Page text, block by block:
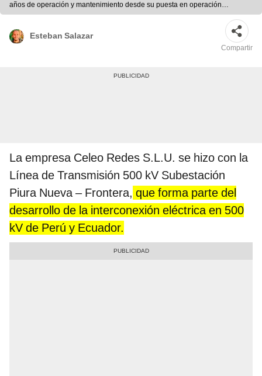
años de operación y mantenimiento desde su puesta en operación
comercial. Foto: Andina
Esteban Salazar
Compartir
La empresa Celeo Redes S.L.U. se hizo con la
Línea de Transmisión 500 kV Subestación
Piura Nueva – Frontera, que forma parte del
desarrollo de la interconexión eléctrica en 500
kV de Perú y Ecuador.